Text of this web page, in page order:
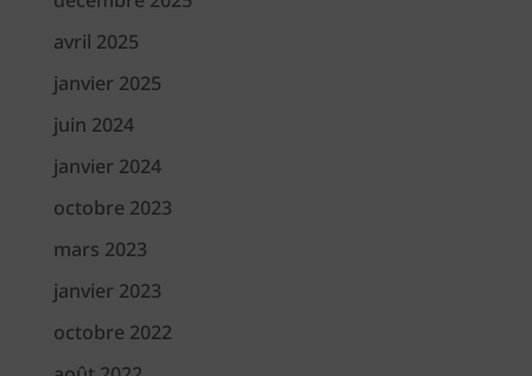
avril 2025
janvier 2025
juin 2024
janvier 2024
octobre 2023
mars 2023
janvier 2023
octobre 2022